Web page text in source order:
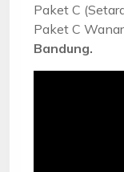
Paket C
Paket C
Bandung.